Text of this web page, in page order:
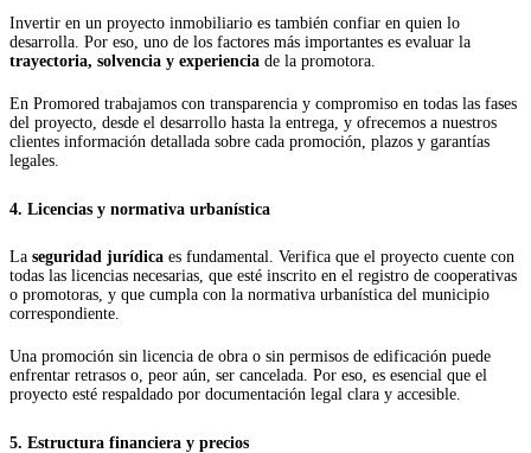
Invertir en un proyecto inmobiliario es también confiar en quien lo
desarrolla. Por eso, uno de los factores más importantes es evaluar la
trayectoria, solvencia y experiencia de la promotora.
En Promored trabajamos con transparencia y compromiso en todas las fases
del proyecto, desde el desarrollo hasta la entrega, y ofrecemos a nuestros
clientes información detallada sobre cada promoción, plazos y garantías
legales.
4. Licencias y normativa urbanística
La seguridad jurídica es fundamental. Verifica que el proyecto cuente con
todas las licencias necesarias, que esté inscrito en el registro de cooperativas
o promotoras, y que cumpla con la normativa urbanística del municipio
correspondiente.
Una promoción sin licencia de obra o sin permisos de edificación puede
enfrentar retrasos o, peor aún, ser cancelada. Por eso, es esencial que el
proyecto esté respaldado por documentación legal clara y accesible.
5. Estructura financiera y precios